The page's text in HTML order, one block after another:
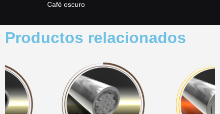
Café oscuro
Productos relacionados